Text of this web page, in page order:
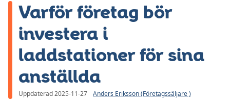
Varför företag bör
investera i
laddstationer för sina
anställda
Uppdaterad 2025-11-27 Anders Eriksson (Företagssäljare )